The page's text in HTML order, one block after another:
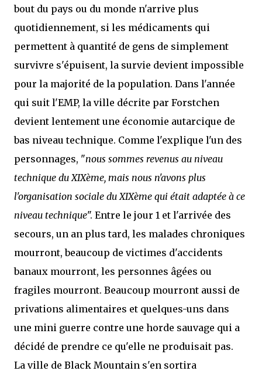
bout du pays ou du monde n'arrive plus
quotidiennement, si les médicaments qui
permettent à quantité de gens de simplement
survivre s'épuisent, la survie devient impossible
pour la majorité de la population. Dans l'année
qui suit l'EMP, la ville décrite par Forstchen
devient lentement une économie autarcique de
bas niveau technique. Comme l'explique l'un des
personnages, "nous sommes revenus au niveau
technique du XIXème, mais nous n'avons plus
l'organisation sociale du XIXème qui était adaptée à ce
niveau technique". Entre le jour 1 et l'arrivée des
secours, un an plus tard, les malades chroniques
mourront, beaucoup de victimes d'accidents
banaux mourront, les personnes âgées ou
fragiles mourront. Beaucoup mourront aussi de
privations alimentaires et quelques-uns dans
une mini guerre contre une horde sauvage qui a
décidé de prendre ce qu'elle ne produisait pas.
La ville de Black Mountain s'en sortira